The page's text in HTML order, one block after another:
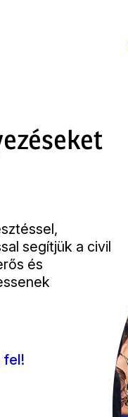
segítjük a civil
és
fel!